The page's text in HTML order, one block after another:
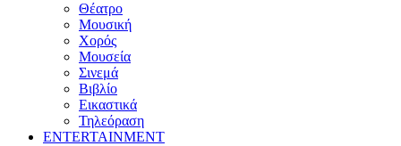
Θέατρο
Μουσική
Χορός
Μουσεία
Σινεμά
Βιβλίο
Εικαστικά
Τηλεόραση
ENTERTAINMENT